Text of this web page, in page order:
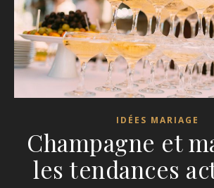
IDÉES MARIAGE
Champagne et
les tendances